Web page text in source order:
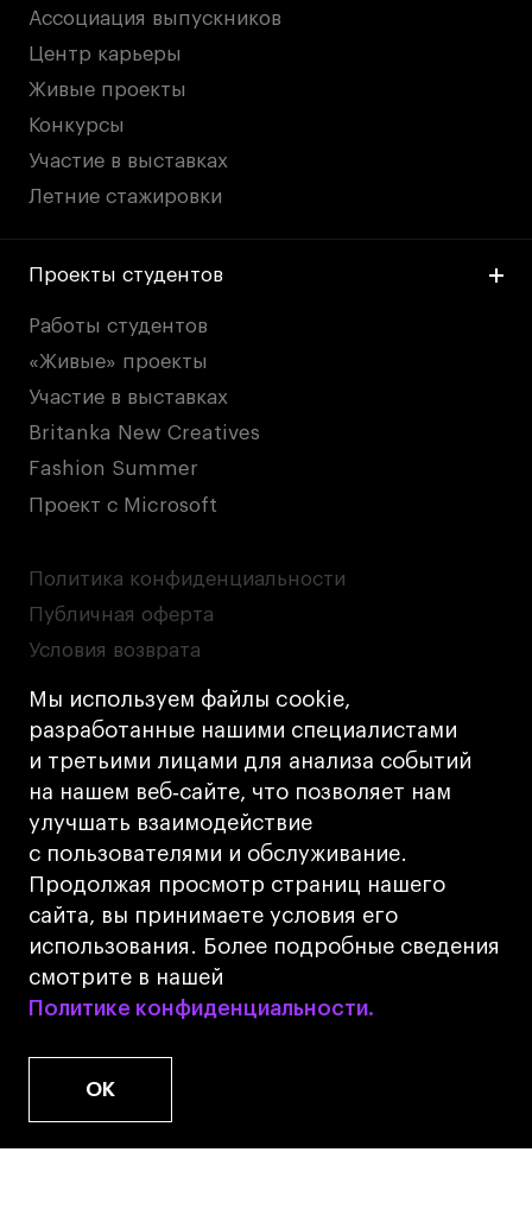
Мы используем файлы cookie,
разработанные нашими специалистами
и третьими лицами для анализа событий
на нашем веб‑сайте, что позволяет нам
улучшать взаимодействие
с пользователями и обслуживание.
Продолжая просмотр страниц нашего
сайта, вы принимаете условия его
использования. Более подробные сведения
смотрите в нашей
Политике конфиденциальности.
Политике конфиденциальности.
OK
Ассоциация выпускников
Центр карьеры
Живые проекты
Конкурсы
Участие в выставках
Летние стажировки
Проекты студентов
Работы студентов
«Живые» проекты
Участие в выставках
Britanka New Creatives
Fashion Summer
Проект с Microsoft
© 2026 БВШД
Политика конфиденциальности
Публичная оферта
Условия возврата
Кредит на образование с господдержкой
Лицензия на осуществление образовательной
деятельности АНО ВО «Универсальный
Университет»
Карта сайта
Дизайн
Разработка